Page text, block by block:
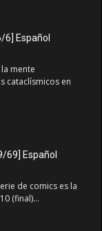
6] Español
mente
cataclísmicos en
69] Español
de comics es la
(final)...